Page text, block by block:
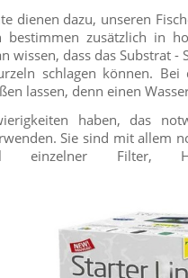
dienen dazu, unseren
bestimmen zusätzlich in
wissen, dass das Substrat
schlagen können.
lassen, denn einen
haben, das
Sie sind mit allem
einzelner Filter,